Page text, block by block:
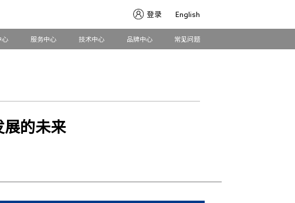
登录 English
心 服务中心 技术中心 品牌中心 常见问题
展的未来